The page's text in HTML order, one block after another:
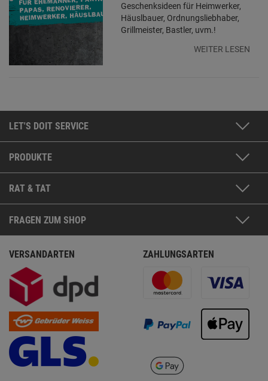
Geschenksideen für Heimwerker,
Häuslbauer, Ordnungsliebhaber,
Grillmeister, Bastler, uvm.!
WEITER LESEN
LET'S DOIT SERVICE
PRODUKTE
RAT & TAT
FRAGEN ZUM SHOP
VERSANDARTEN ZAHLUNGSARTEN